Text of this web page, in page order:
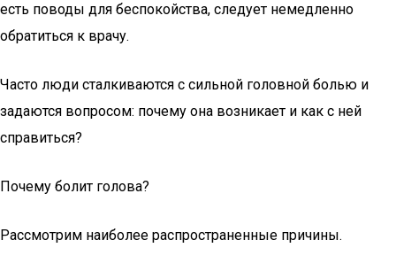
есть поводы для беспокойства, следует немедленно
обратиться к врачу.
Часто люди сталкиваются с сильной головной болью и
задаются вопросом: почему она возникает и как с ней
справиться?
Почему болит голова?
Рассмотрим наиболее распространенные причины.